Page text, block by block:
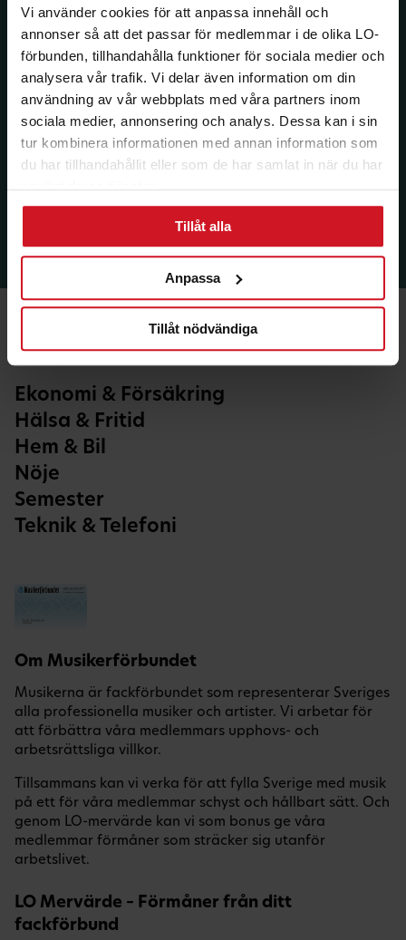
Vi använder cookies för att anpassa innehåll och
annonser så att det passar för medlemmar i de olika LO-
förbunden, tillhandahålla funktioner för sociala medier och
analysera vår trafik. Vi delar även information om din
användning av vår webbplats med våra partners inom
sociala medier, annonsering och analys. Dessa kan i sin
tur kombinera informationen med annan information som
du har tillhandahållit eller som de har samlat in när du har
använt deras tjänster.
Tillåt alla
Anpassa
Tillåt nödvändiga
Ekonomi & Försäkring
Hälsa & Fritid
Hem & Bil
Nöje
Semester
Teknik & Telefoni
Om Musikerförbundet
Musikerna är fackförbundet som representerar Sveriges
alla professionella musiker och artister. Vi arbetar för
att förbättra våra medlemmars upphovs- och
arbetsrättsliga villkor.
Tillsammans kan vi verka för att fylla Sverige med musik
på ett för våra medlemmar schyst och hållbart sätt. Och
genom LO-mervärde kan vi som bonus ge våra
medlemmar förmåner som sträcker sig utanför
arbetslivet.
LO Mervärde – Förmåner från ditt
fackförbund